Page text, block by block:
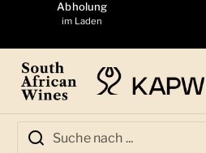
Zum Inhalt springen
Abholung
im Laden